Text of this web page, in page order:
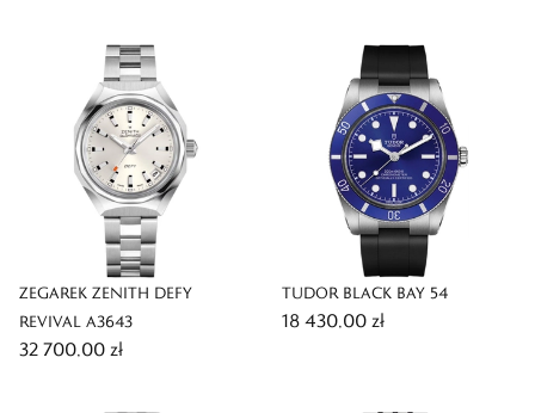
ZEGAREK ZENITH DEFY
REVIVAL A3643
32 700,00 zł
TUDOR BLACK BAY 54
18 430,00 zł